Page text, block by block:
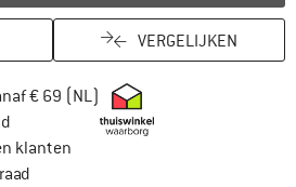
VERGELIJKEN
€ 69 (NL) Vind hier de
Vind de betalingsinformatie hier!
klanten